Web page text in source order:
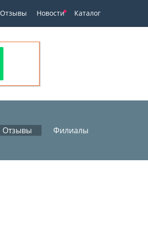
Отзывы Новости Каталог
Отзывы Филиалы